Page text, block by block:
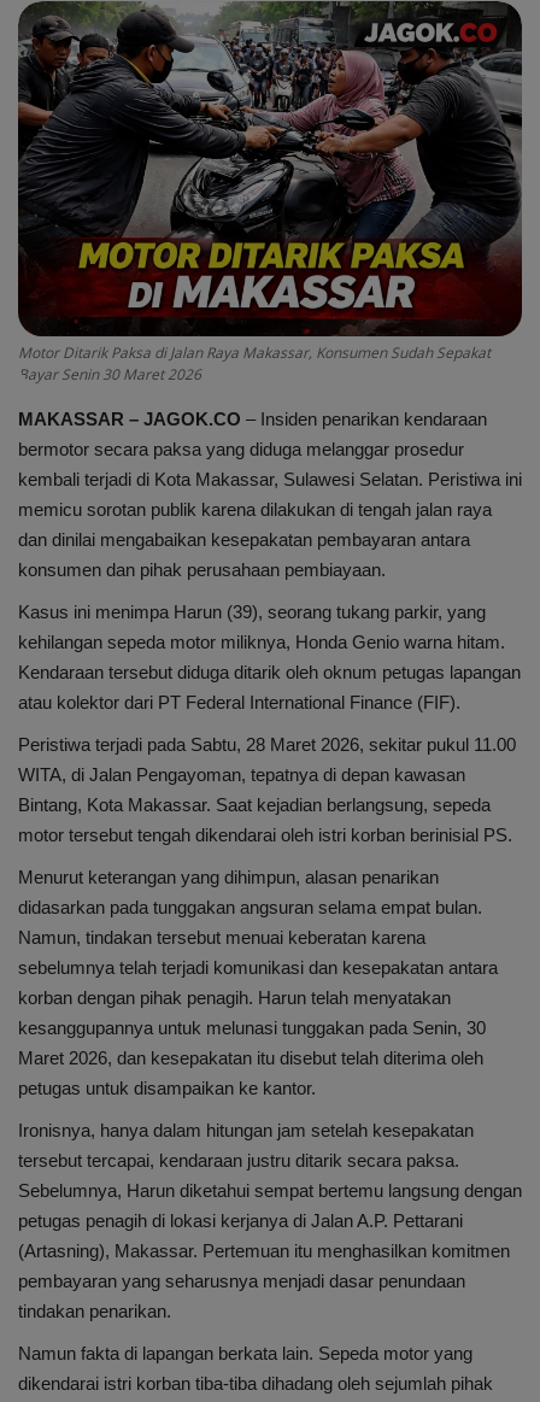
Peristiwa
Daerah
Pemerintah
Pemilu
Kriminal
Olahraga
Opini
Budaya
Internasional
Infotorial
Ekonomi
Nasional
Kesehatan
Motor Ditarik Paksa di Jalan Raya Makassar, Konsumen Sudah Sepakat
Bayar Senin 30 Maret 2026
MAKASSAR – JAGOK.CO – Insiden penarikan kendaraan
bermotor secara paksa yang diduga melanggar prosedur
kembali terjadi di Kota Makassar, Sulawesi Selatan. Peristiwa ini
memicu sorotan publik karena dilakukan di tengah jalan raya
dan dinilai mengabaikan kesepakatan pembayaran antara
konsumen dan pihak perusahaan pembiayaan.
Kasus ini menimpa Harun (39), seorang tukang parkir, yang
kehilangan sepeda motor miliknya, Honda Genio warna hitam.
Kendaraan tersebut diduga ditarik oleh oknum petugas lapangan
atau kolektor dari PT Federal International Finance (FIF).
Peristiwa terjadi pada Sabtu, 28 Maret 2026, sekitar pukul 11.00
WITA, di Jalan Pengayoman, tepatnya di depan kawasan
Bintang, Kota Makassar. Saat kejadian berlangsung, sepeda
motor tersebut tengah dikendarai oleh istri korban berinisial PS.
Menurut keterangan yang dihimpun, alasan penarikan
didasarkan pada tunggakan angsuran selama empat bulan.
Namun, tindakan tersebut menuai keberatan karena
sebelumnya telah terjadi komunikasi dan kesepakatan antara
korban dengan pihak penagih. Harun telah menyatakan
kesanggupannya untuk melunasi tunggakan pada Senin, 30
Maret 2026, dan kesepakatan itu disebut telah diterima oleh
petugas untuk disampaikan ke kantor.
Ironisnya, hanya dalam hitungan jam setelah kesepakatan
tersebut tercapai, kendaraan justru ditarik secara paksa.
Sebelumnya, Harun diketahui sempat bertemu langsung dengan
petugas penagih di lokasi kerjanya di Jalan A.P. Pettarani
(Artasning), Makassar. Pertemuan itu menghasilkan komitmen
pembayaran yang seharusnya menjadi dasar penundaan
tindakan penarikan.
Namun fakta di lapangan berkata lain. Sepeda motor yang
dikendarai istri korban tiba-tiba dihadang oleh sejumlah pihak